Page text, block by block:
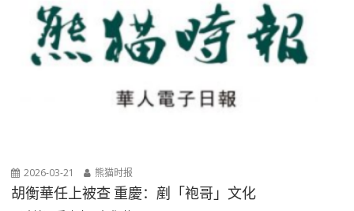
2026-03-21 熊猫时报
胡衡華任上被查 重慶：剷「袍哥」文化